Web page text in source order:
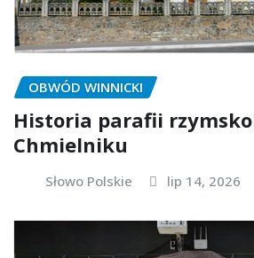
OBWÓD WINNICKI
Historia parafii
Chmielniku
Słowo Polskie lip 14, 2026